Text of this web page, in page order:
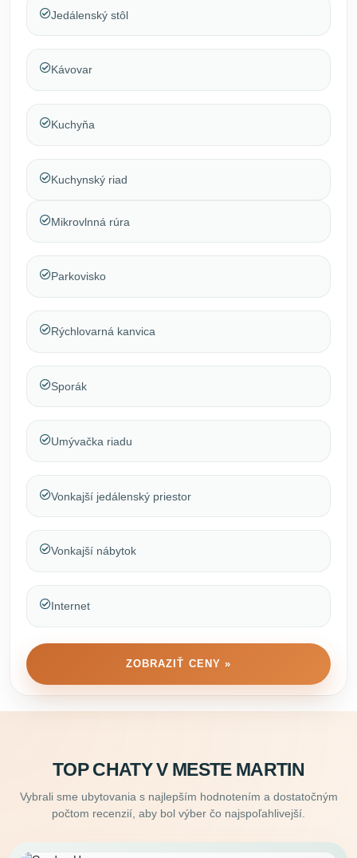
Jedálenský stôl
Kávovar
Kuchyňa
Kuchynský riad
Mikrovlnná rúra
Parkovisko
Rýchlovarná kanvica
Sporák
Umývačka riadu
Vonkajší jedálenský priestor
Vonkajší nábytok
Internet
ZOBRAZIŤ CENY »
TOP CHATY V MESTE MARTIN
Vybrali sme ubytovania s najlepším hodnotením a dostatočným
počtom recenzií, aby bol výber čo najspoľahlivejší.